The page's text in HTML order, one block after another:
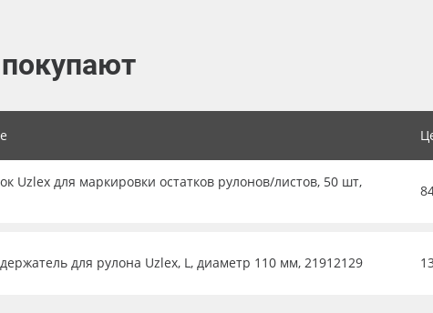
Uzlex для маркировки остатков рулонов/листов, 50 шт,
для рулона Uzlex, L, диаметр 110 мм, 21912129